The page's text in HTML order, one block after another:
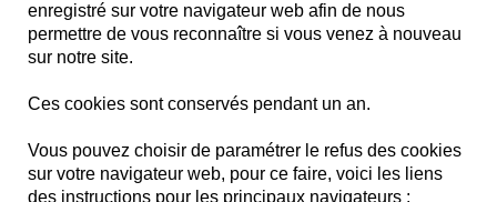
enregistré sur votre navigateur web afin de nous
permettre de vous reconnaître si vous venez à nouveau
sur notre site.
Ces cookies sont conservés pendant un an.
Vous pouvez choisir de paramétrer le refus des cookies
sur votre navigateur web, pour ce faire, voici les liens
des instructions pour les principaux navigateurs :